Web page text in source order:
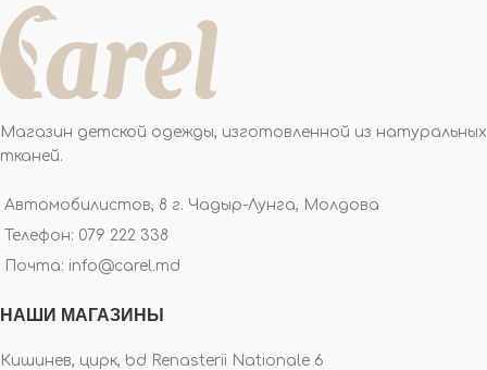
Магазин детской одежды, изготовленной из натуральных
тканей.
Автомобилистов, 8 г. Чадыр-Лунга, Молдова
Телефон: 079 222 338
Почта: info@carel.md
НАШИ МАГАЗИНЫ
Кишинев, цирк, bd Renasterii Nationale 6